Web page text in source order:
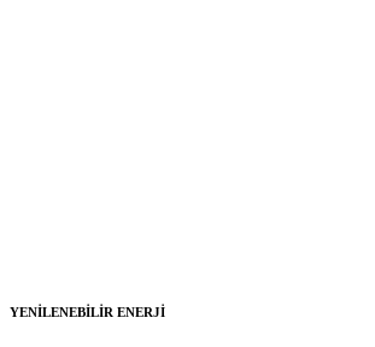
YENİLENEBİLİR ENERJİ